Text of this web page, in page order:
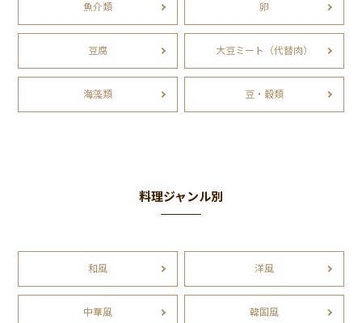
魚介類 卵
豆腐 大豆ミート（代替肉）
海藻類 豆・穀類
料理ジャンル別
和風 洋風
中華風 韓国風